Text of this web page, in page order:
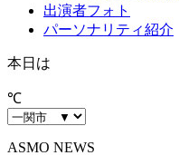
出演者フォト
パーソナリティ紹介
本日は
℃
ASMO NEWS